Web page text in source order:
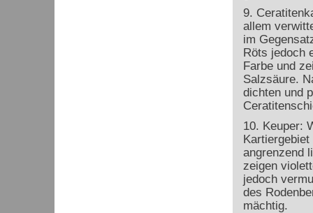
9.
allem
im
Röts jedoch
Farbe und
Salzsäure.
dichten und
10. Keuper:
angrenzend
zeigen
jedoch
des
mächtig.